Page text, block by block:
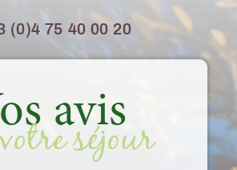
(0)4 75 40 00 20
avis
séjour